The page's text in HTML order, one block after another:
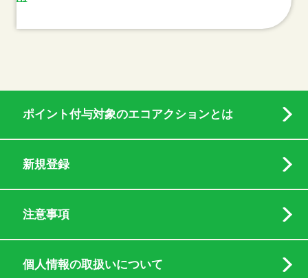
ポイント付与対象のエコアクションとは
新規登録
注意事項
個人情報の取扱いについて